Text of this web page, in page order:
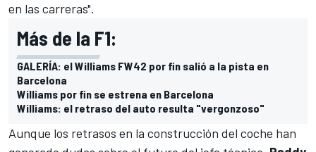
en las carreras".
Más de la F1:
GALERÍA: el Williams FW42 por fin salió a la pista en
Barcelona
Williams por fin se estrena en Barcelona
Williams: el retraso del auto resulta "vergonzoso"
Aunque los retrasos en la construcción del coche han